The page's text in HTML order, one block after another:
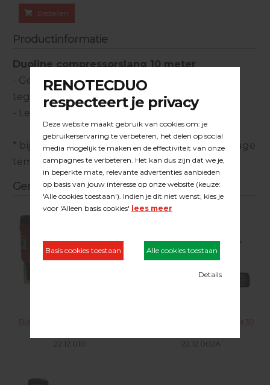
Bestellen
Productinformatie
Duoline compressorslang 10 meter
- Gewapende luchtslang in rubber, bestand
tegen 12 bar
- Leverbaar in diverse koppelingen (maten)
* bijzondere eigenschap: blijft soepel, ook bij lage
temperaturen (dus eenvoudig op te rollen)
Gerelateerde producten
DUOLINE JA-Microbradtacker incl.
22.12.010
DUOLINE® JA-Microbradtacker 30
22.12.002A